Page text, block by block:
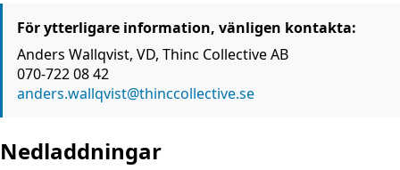
För ytterligare information, vänligen kontakta:
Anders Wallqvist, VD, Thinc Collective AB
070-722 08 42
anders.wallqvist@thinccollective.se
Nedladdningar